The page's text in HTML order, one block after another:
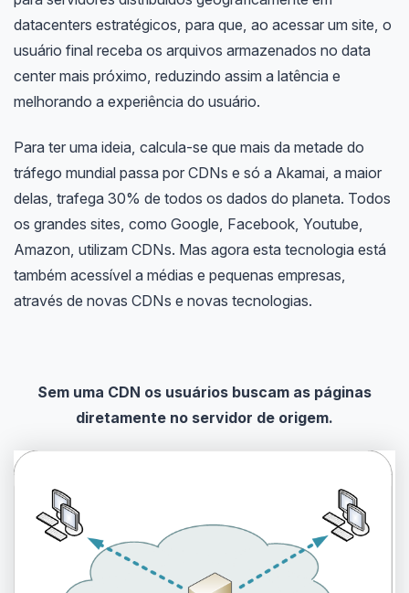
datacenters estratégicos, para que, ao acessar um site, o
usuário final receba os arquivos armazenados no data
center mais próximo, reduzindo assim a latência e
melhorando a experiência do usuário.
Para ter uma ideia, calcula-se que mais da metade do
tráfego mundial passa por CDNs e só a Akamai, a maior
delas, trafega 30% de todos os dados do planeta. Todos
os grandes sites, como Google, Facebook, Youtube,
Amazon, utilizam CDNs. Mas agora esta tecnologia está
também acessível a médias e pequenas empresas,
através de novas CDNs e novas tecnologias.
Sem uma CDN os usuários buscam as páginas
diretamente no servidor de origem.